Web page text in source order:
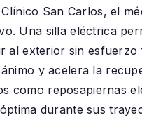
San Carlos, el
Una silla eléctrica
al exterior sin esfuerzo
y acelera la
como reposapiernas
durante sus